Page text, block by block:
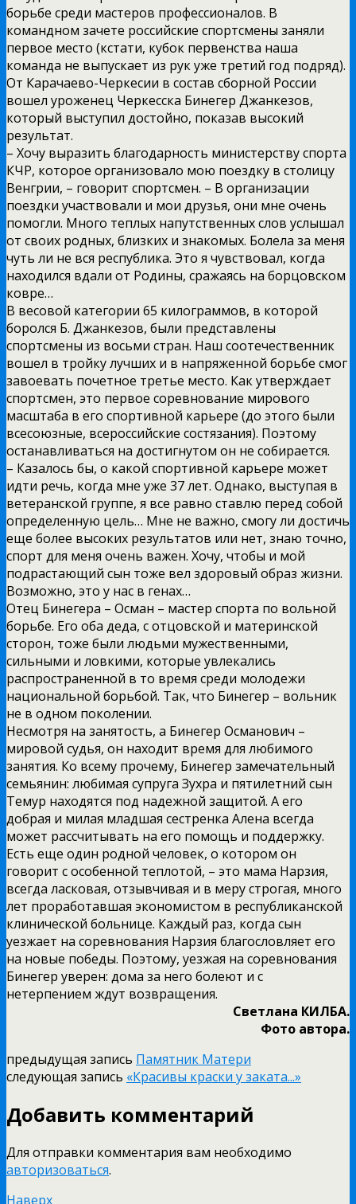
борьбе среди мастеров профессионалов. В
командном зачете российские спортсмены заняли
первое место (кстати, кубок первенства наша
команда не выпускает из рук уже третий год подряд).
От Карачаево-Черкесии в состав сборной России
вошел уроженец Черкесска Бинегер Джанкезов,
который выступил достойно, показав высокий
результат.
– Хочу выразить благодарность министерству спорта
КЧР, которое организовало мою поездку в столицу
Венгрии, – говорит спортсмен. – В организации
поездки участвовали и мои друзья, они мне очень
помогли. Много теплых напутственных слов услышал
от своих родных, близких и знакомых. Болела за меня
чуть ли не вся республика. Это я чувствовал, когда
находился вдали от Родины, сражаясь на борцовском
ковре…
В весовой категории 65 килограммов, в которой
боролся Б. Джанкезов, были представлены
спортсмены из восьми стран. Наш соотечественник
вошел в тройку лучших и в напряженной борьбе смог
завоевать почетное третье место. Как утверждает
спортсмен, это первое соревнование мирового
масштаба в его спортивной карьере (до этого были
всесоюзные, всероссийские состязания). Поэтому
останавливаться на достигнутом он не собирается.
– Казалось бы, о какой спортивной карьере может
идти речь, когда мне уже 37 лет. Однако, выступая в
ветеранской группе, я все равно ставлю перед собой
определенную цель… Мне не важно, смогу ли достичь
еще более высоких результатов или нет, знаю точно,
спорт для меня очень важен. Хочу, чтобы и мой
подрастающий сын тоже вел здоровый образ жизни.
Возможно, это у нас в генах…
Отец Бинегера – Осман – мастер спорта по вольной
борьбе. Его оба деда, с отцовской и материнской
сторон, тоже были людьми мужественными,
сильными и ловкими, которые увлекались
распространенной в то время среди молодежи
национальной борьбой. Так, что Бинегер – вольник
не в одном поколении.
Несмотря на занятость, а Бинегер Османович –
мировой судья, он находит время для любимого
занятия. Ко всему прочему, Бинегер замечательный
семьянин: любимая супруга Зухра и пятилетний сын
Темур находятся под надежной защитой. А его
добрая и милая младшая сестренка Алена всегда
может рассчитывать на его помощь и поддержку.
Есть еще один родной человек, о котором он
говорит с особенной теплотой, – это мама Нарзия,
всегда ласковая, отзывчивая и в меру строгая, много
лет проработавшая экономистом в республиканской
клинической больнице. Каждый раз, когда сын
уезжает на соревнования Нарзия благословляет его
на новые победы. Поэтому, уезжая на соревнования
Бинегер уверен: дома за него болеют и с
нетерпением ждут возвращения.
Светлана КИЛБА.
Фото автора.
предыдущая запись Памятник Матери
следующая запись «Красивы краски у заката...»
Добавить комментарий
Для отправки комментария вам необходимо
авторизоваться.
Наверх